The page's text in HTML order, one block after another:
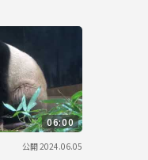
06:00
公開2024.06.05